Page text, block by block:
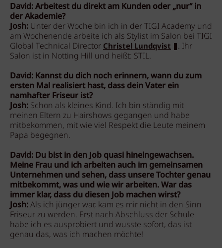
David: Arbeitest du direkt am Kunden oder „nur“ in
der Akademie?
Josh: Unter der Woche bin ich in der TIGI Academy und
am Wochenende arbeite ich als Stylist im Salon bei TIGI
Global Technical DirectorChristel Lundqvist
. Ihr
Salon ist in Notting Hill und heißt: STIL.
David: Kannst du dich noch erinnern, wann du zum
ersten Mal realisiert hast, dass dein Vater ein
namhafter Friseur ist?
Josh: Schon als kleines Kind. Ich bin ständig mit
meinen Eltern zu Hairshows gegangen und habe
mitbekommen, mit wie viel Respekt die Leute meinem
Papa begegnen.
David: Du bist in den Job quasi hineingewachsen.
Meine Frau und ich arbeiten auch im gemeinsamen
Unternehmen und sehen, dass unsere Tochter genau
mitbekommt, was und wie wir arbeiten. War das
immer klar, dass du diesen Job machen wirst?
Josh:Als ich jünger war, kam es mir nicht in den Sinn
Friseur zu werden. Erst nach Abschluss der Schule
habe ich es ausprobiert und wusste sofort, das ist
genau das, was ich machen möchte!